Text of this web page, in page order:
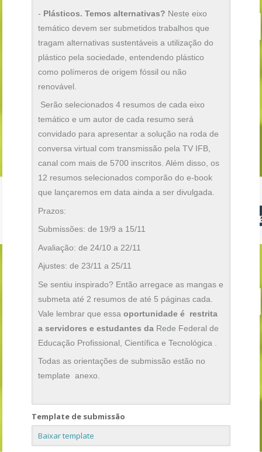
- Plásticos. Temos alternativas? Neste eixo
temático devem ser submetidos trabalhos que
tragam alternativas sustentáveis a utilização do
plástico pela sociedade, entendendo plástico
como polímeros de origem fóssil ou não
renovável.
Serão selecionados 4 resumos de cada eixo
temático e um autor de cada resumo será
convidado para apresentar a solução na roda de
conversa virtual com transmissão pela TV IFB,
canal com mais de 5700 inscritos. Além disso, os
12 resumos selecionados comporão do e-book
que lançaremos em data ainda a ser divulgada.
Prazos:
Submissões: de 19/9 a 15/11
Avaliação: de 24/10 a 22/11
Ajustes: de 23/11 a 25/11
Se sentiu inspirado? Então arregace as mangas e
submeta até 2 resumos de até 5 páginas cada.
Vale lembrar que essaoportunidade é restrita
a servidores e estudantes da Rede Federal de
Educação Profissional, Científica e Tecnológica
Todas as orientações de submissão estão no
template anexo.
Template de submissão
Baixar template